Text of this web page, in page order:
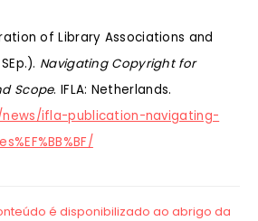
of Library Associations and
Navigating Copyright for
Scope. IFLA: Netherlands.
ifla-publication-navigating-